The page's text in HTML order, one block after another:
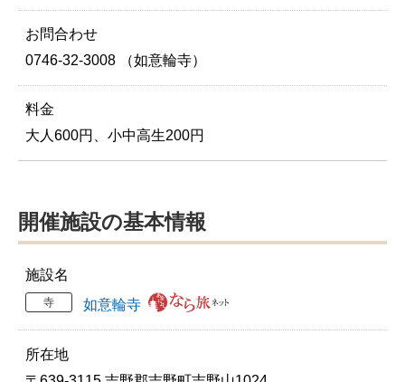
お問合わせ
0746-32-3008 （如意輪寺）
料金
大人600円、小中高生200円
開催施設の基本情報
施設名
寺 如意輪寺
所在地